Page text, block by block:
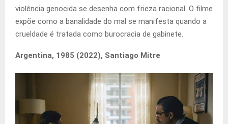
violência genocida se desenha com frieza racional. O filme
expõe como a banalidade do mal se manifesta quando a
crueldade é tratada como burocracia de gabinete.
Argentina, 1985 (2022), Santiago Mitre